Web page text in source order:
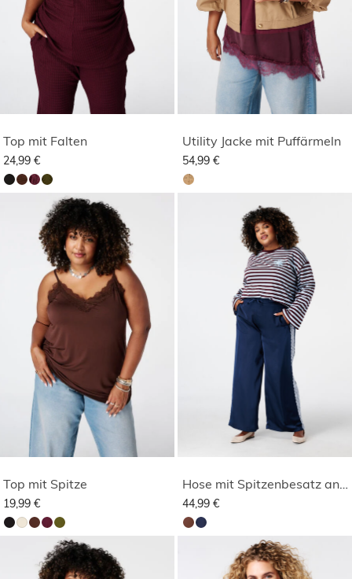
Top mit Falten
24,99 €
Utility Jacke mit Puffärmeln
54,99 €
Top mit Spitze
19,99 € 44,99 €